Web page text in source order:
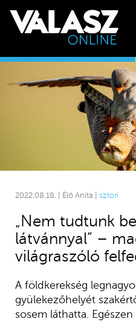
2022.08.18. | Élő Anita | sztori
„Nem tudtunk
látvánnyal” –
világraszóló
A földkerekség
gyülekezőhelyét
sosem láthatta.